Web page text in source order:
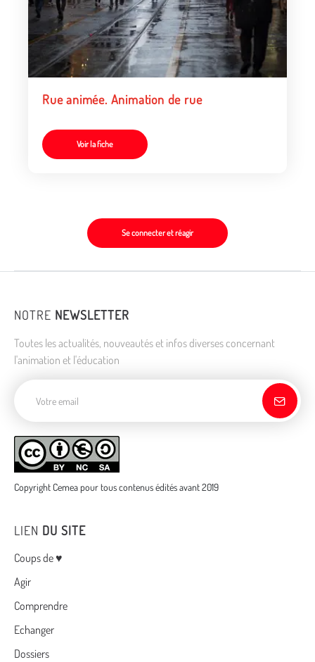
Rue animée. Animation de rue
Voir la fiche
Se connecter et réagir
NOTRE NEWSLETTER
Toutes les actualités, nouveautés et infos diverses concernant
l'animation et l'éducation
Copyright Cemea pour tous contenus édités avant 2019
LIEN DU SITE
Menu
Coups de ♥
Agir
Comprendre
Echanger
Dossiers